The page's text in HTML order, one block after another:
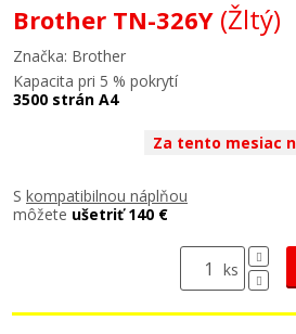
Brother TN-326Y (Žltý)
Značka: Brother
Kapacita pri 5 % pokrytí
3500 strán A4
Za tento mesiac
S kompatibilnou náplňou
môžete ušetriť 140 €
ks